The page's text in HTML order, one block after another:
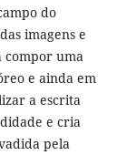
do
imagens e
compor uma
e ainda em
a escrita
e cria
pela